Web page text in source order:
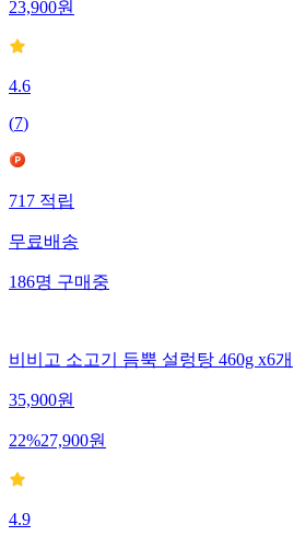
23,900원
4.6
(7)
717적립
무료배송
186명구매중
비비고 소고기 듬뿍 설렁탕 460g x6개
35,900원
22%27,900원
4.9